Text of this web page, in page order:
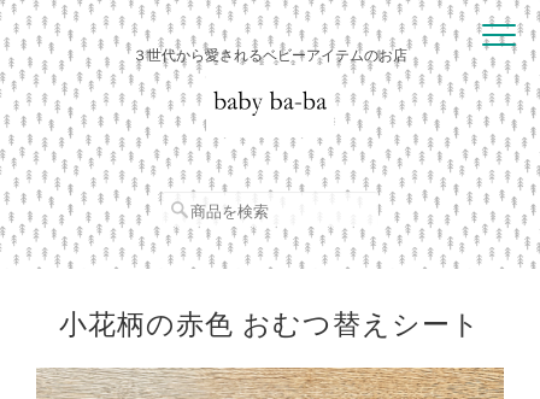
３世代から愛されるベビーアイテムのお店
小花柄の赤色 おむつ替えシート